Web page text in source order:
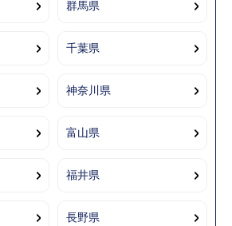
群馬県
千葉県
神奈川県
富山県
福井県
長野県